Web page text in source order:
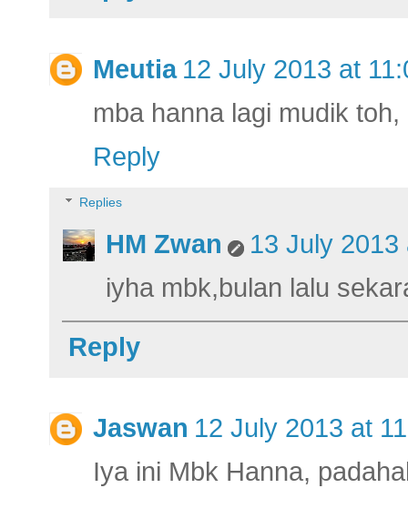
Meutia 12 July 2013 at
mba hanna lagi mudik
Reply
Replies
HM Zwan
13 July 2013
iyha mbk,bulan lalu
Reply
Jaswan 12 July 2013 at
Iya ini Mbk Hanna,